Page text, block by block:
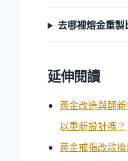
去哪裡熔金重製
延伸閱讀
黃金改造與翻
以重新設計嗎？
黃金戒指改款